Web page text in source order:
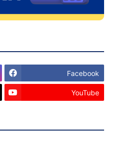
Facebook
YouTube